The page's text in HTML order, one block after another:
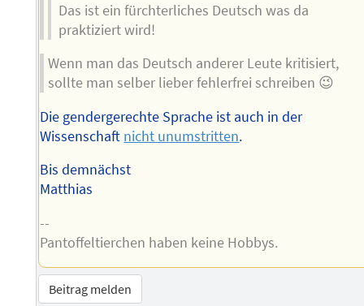
Das ist ein fürchterliches Deutsch was da
praktiziert wird!
Wenn man das Deutsch anderer Leute kritisiert,
sollte man selber lieber fehlerfrei schreiben 😉
Die gendergerechte Sprache ist auch in der
Wissenschaft nicht unumstritten.
Bis demnächst
Matthias
--
Pantoffeltierchen haben keine Hobbys.
Beitrag melden